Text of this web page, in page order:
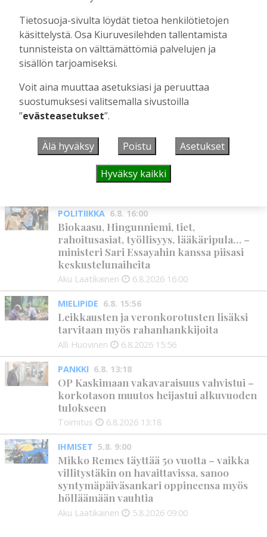
Suuret kuolonvuodet tekivät tuhojaan
Kiuruvedellä 1600-luvun lopulla
Tilaajille
Sami Tapanainen
UUSIMMAT
MIELIPIDE 6.8. 16:09
annetaan rapistua?
POLITIIKKA 6.8. 16:00
Biokaasu, Hingunniemi, tiet,
rahoitusasiat, työllisyys, lääkäripula… –
ministeri Sari Essayahin kanssa piisasi
keskustelunaiheita
Aku Laatikainen 6.8.2026 16:00
MIELIPIDE 6.8. 15:56
Leikkausten ja veronkorotusten lisäksi
tarvitaan myös rahanhankkijoita
Alli Huovinen 6.8.2026 15:56
PANKKI 6.8. 13:18
OP Kaskimaan vakavaraisuus vahvistui –
korkotason muutos heijastui alkuvuoden
tulokseen
Toimitus 6.8.2026 13:18
IHMISET 5.8. 9:00
Mikko Remes täyttää 50 vuotta – vaikka
villitystäkin on havaittavissa, sanoo
syntymäpäiväsankari oppineensa myös
hölläämään vauhtia
Aku Laatikainen 5.8.2026 09:00
Tietosuoja-sivulta löydät tietoa henkilötietojen
käsittelystä. Osa Kiuruvesilehden tallentamista
tunnisteista on välttämättömiä palvelujen ja
sisällön tarjoamiseksi.
Voit aina muuttaa asetuksiasi ja peruuttaa
suostumuksesi valitsemalla sivustoilla
”evästeasetukset”.
Älä hyväksy Poistu Asetukset
Hyväksy kaikki